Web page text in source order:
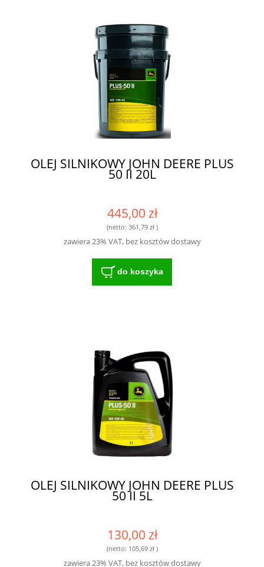
OLEJ SILNIKOWY JOHN DEERE PLUS
50 II 20L
445,00 zł
(netto: 361,79 zł)
zawiera 23% VAT, bez kosztów dostawy
do koszyka
OLEJ SILNIKOWY JOHN DEERE PLUS
50 II 5L
130,00 zł
(netto: 105,69 zł)
zawiera 23% VAT, bez kosztów dostawy